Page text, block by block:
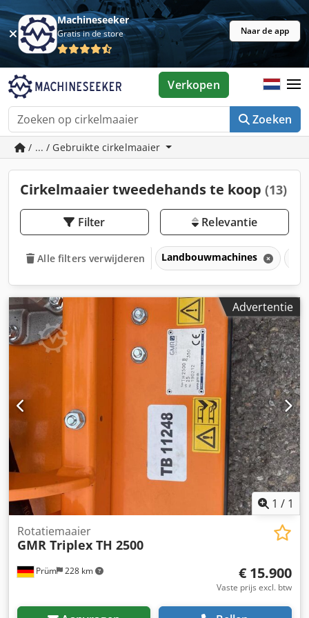
Machineseeker
Gratis in de store Naar de app
Zoeken
Verkopen
/ ... / Gebruikte cirkelmaaier
Cirkelmaaier tweedehands te koop (13)
Filter Relevantie
Alle filters verwijderen Landbouwmachines
Advertentie
1 / 1
Prüm 228 km
Rotatiemaaier
GMR Triplex TH 2500
€ 15.900
Vaste prijs excl. btw